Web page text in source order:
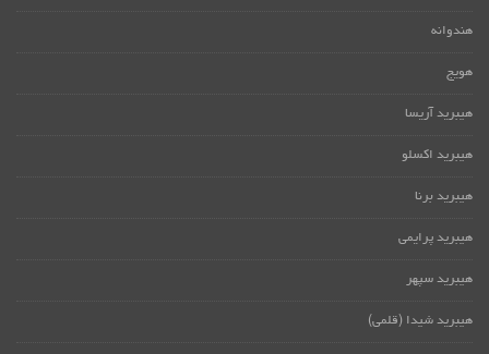
هندوانه
هویج
هیبرید آریسا
هیبرید اکسلو
هیبرید برنا
هیبرید پرایمی
هیبرید سپهر
هیبرید شیدا (قلمی)